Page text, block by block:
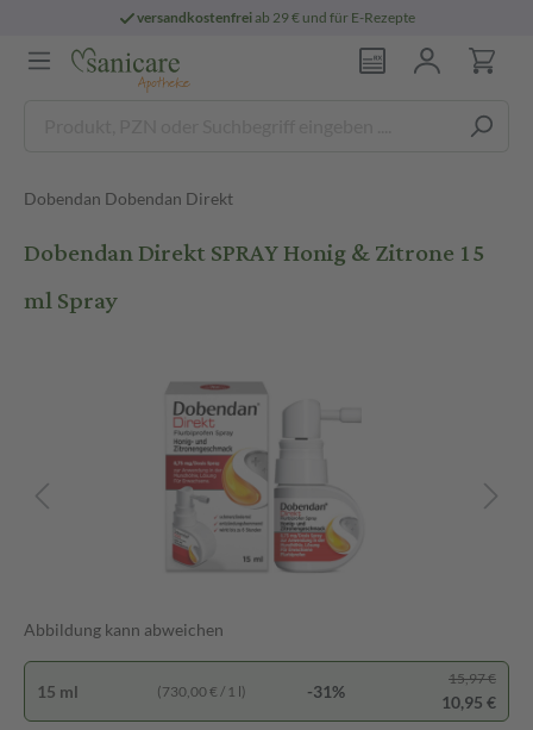
versandkostenfreiab 29 € und für E-Rezepte
Dobendan Dobendan Direkt
Dobendan Direkt SPRAY Honig & Zitrone 15
ml Spray
Abbildung kann abweichen
15 ml (730,00 € / 1 l) -31%
15,97 €
10,95 €